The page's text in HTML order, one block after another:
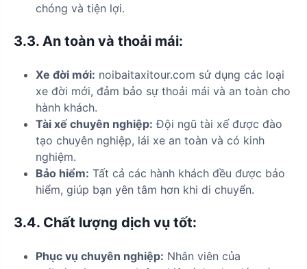
chóng và tiện lợi.
3.3. An toàn và thoải mái:
Xe đời mới: noibaitaxitour.com sử dụng các loại
xe đời mới, đảm bảo sự thoải mái và an toàn cho
hành khách.
Tài xế chuyên nghiệp: Đội ngũ tài xế được đào
tạo chuyên nghiệp, lái xe an toàn và có kinh
nghiệm.
Bảo hiểm: Tất cả các hành khách đều được bảo
hiểm, giúp bạn yên tâm hơn khi di chuyển.
3.4. Chất lượng dịch vụ tốt:
Phục vụ chuyên nghiệp: Nhân viên của